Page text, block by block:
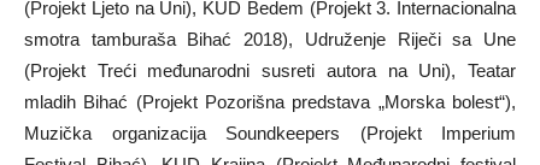
(Projekt Ljeto na Uni), KUD Bedem (Projekt 3. Internacionalna
smotra tamburaša Bihać 2018), Udruženje Riječi sa Une
(Projekt Treći međunarodni susreti autora na Uni), Teatar
mladih Bihać (Projekt Pozorišna predstava „Morska bolest“),
Muzička organizacija Soundkeepers (Projekt Imperium